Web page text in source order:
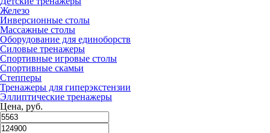
Железо
Инверсионные столы
Массажные столы
Оборудование для единоборств
Силовые тренажеры
Спортивные игровые столы
Спортивные скамьи
Степперы
Тренажеры для гиперэкстензии
Эллиптические тренажеры
Цена, руб.